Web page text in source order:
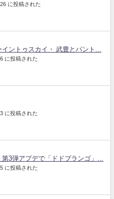
に投稿された
イントゥスカイ・ 武豊とパント...
に投稿された
に投稿された
第3弾アプデで「ドドブランゴ」...
に投稿された